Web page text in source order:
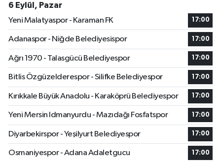
6 Eylül, Pazar
Yeni Malatyaspor - Karaman FK
17:00
Adanaspor - Niğde Belediyesispor 17:00
Ağrı 1970 - Talasgücü Belediyespor 17:00
Bitlis Özgüzelderespor - Silifke Belediyespor 17:00
Kırıkkale Büyük Anadolu - Karaköprü Belediyespor 17:00
Yeni Mersin Idmanyurdu - Mazıdağı Fosfatspor 17:00
Diyarbekirspor - Yeşilyurt Belediyespor 17:00
Osmaniyespor - Adana Adaletgucu 17:00